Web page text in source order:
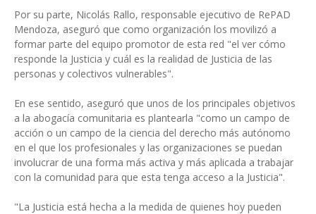
Por su parte, Nicolás Rallo, responsable ejecutivo de RePAD
Mendoza, aseguró que como organización los movilizó a
formar parte del equipo promotor de esta red "el ver cómo
responde la Justicia y cuál es la realidad de Justicia de las
personas y colectivos vulnerables".
En ese sentido, aseguró que unos de los principales objetivos
a la abogacía comunitaria es plantearla "como un campo de
acción o un campo de la ciencia del derecho más autónomo
en el que los profesionales y las organizaciones se puedan
involucrar de una forma más activa y más aplicada a trabajar
con la comunidad para que esta tenga acceso a la Justicia".
"La Justicia está hecha a la medida de quienes hoy pueden